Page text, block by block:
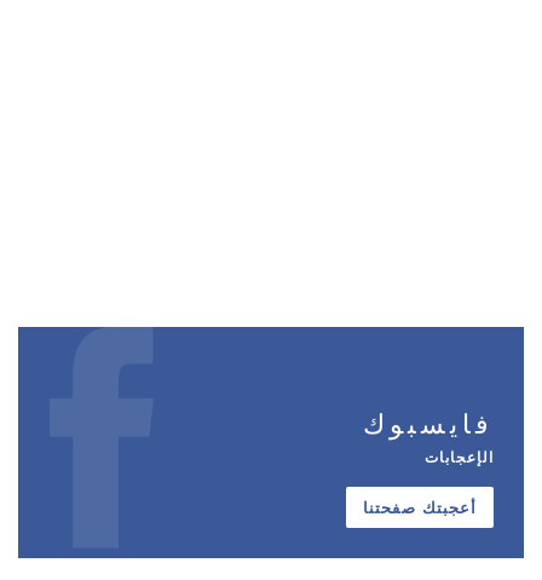
فايسبوك
الإعجابات
أعجبتك صفحتنا